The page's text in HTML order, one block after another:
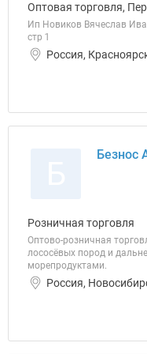
Оптовая торговля,
Ип Новиков Вячеслав
стр 1
Россия,
Безнос
Розничная торговля
Оптово-розничная
лососёвых пород и
морепродуктами.
Россия,